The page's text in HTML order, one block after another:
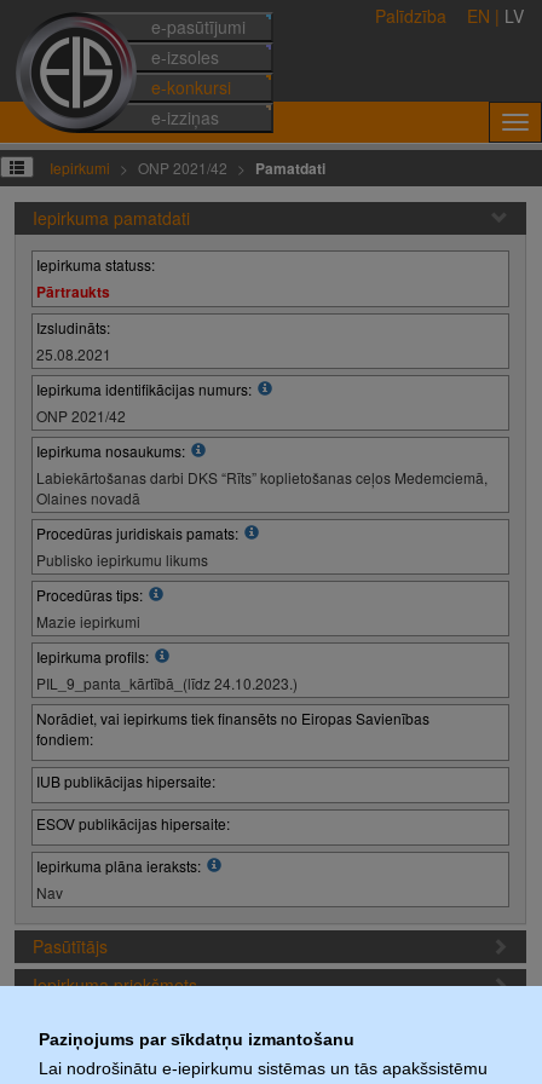
Paziņojums par sīkdatņu izmantošanu
Lai nodrošinātu e-iepirkumu sistēmas un tās apakšsistēmu
e-pasūtījumi
e-izsoles
e-konkursi
e-izziņas
Palīdzība EN | LV
Iepirkumi ONP 2021/42 Pamatdati
Iepirkuma pamatdati
Iepirkuma statuss:
Pārtraukts
Izsludināts:
25.08.2021
Iepirkuma identifikācijas numurs:
ONP 2021/42
Iepirkuma nosaukums:
Labiekārtošanas darbi DKS “Rīts” koplietošanas ceļos Medemciemā,
Olaines novadā
Procedūras juridiskais pamats:
Publisko iepirkumu likums
Procedūras tips:
Mazie iepirkumi
Iepirkuma profils:
PIL_9_panta_kārtībā_(līdz 24.10.2023.)
Norādiet, vai iepirkums tiek finansēts no Eiropas Savienības
fondiem:
IUB publikācijas hipersaite:
ESOV publikācijas hipersaite:
Iepirkuma plāna ieraksts:
Nav
Pasūtītājs
Iepirkuma priekšmets
Iepirkuma termiņi